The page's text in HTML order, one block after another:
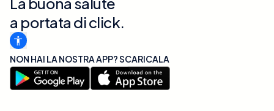
a portata di click.
NON HAI LA NOSTRA APP? SCARICALA